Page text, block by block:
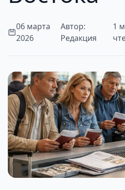
06 марта
2026
Автор:
Редакция
1